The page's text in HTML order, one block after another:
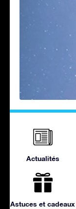
Actualités
Astuces et cadeaux